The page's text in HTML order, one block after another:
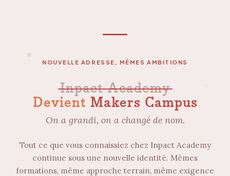
NOUVELLE ADRESSE, MÊMES AMBITIONS
Inpact Academy
Devient Makers Campus
On a grandi, on a changé de nom.
Tout ce que vous connaissiez chez Inpact Academy
continue sous une nouvelle identité. Mêmes
formations, même approche terrain, même exigence